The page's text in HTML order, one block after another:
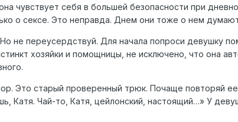
чувствует себя в большей безопасности при
о сексе. Это неправда. Днем они тоже о нем
не переусердствуй. Для начала попроси девушку
хозяйки и помощницы, не исключено, что она
Это старый проверенный трюк. Почаще повторяй
Катя. Чай-то, Катя, цейлонский, настоящий…» У